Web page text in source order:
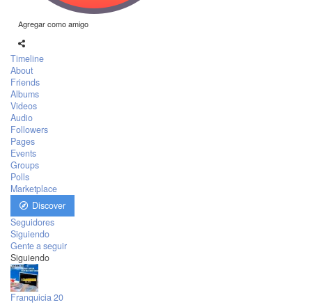
Agregar como amigo
Timeline
About
Friends
Albums
Videos
Audio
Followers
Pages
Events
Groups
Polls
Marketplace
Discover
Seguidores
Siguiendo
Gente a seguir
Siguiendo
Franquicia 20